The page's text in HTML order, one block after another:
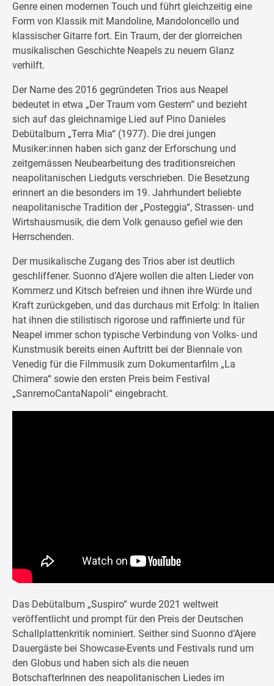
Genre einen modernen Touch und führt gleichzeitig eine
Form von Klassik mit Mandoline, Mandoloncello und
klassischer Gitarre fort. Ein Traum, der der glorreichen
musikalischen Geschichte Neapels zu neuem Glanz
verhilft.
Der Name des 2016 gegründeten Trios aus Neapel
bedeutet in etwa „Der Traum vom Gestern“ und bezieht
sich auf das gleichnamige Lied auf Pino Danieles
Debütalbum „Terra Mia“ (1977). Die drei jungen
Musiker:innen haben sich ganz der Erforschung und
zeitgemässen Neubearbeitung des traditionsreichen
neapolitanischen Liedguts verschrieben. Die Besetzung
erinnert an die besonders im 19. Jahrhundert beliebte
neapolitanische Tradition der „Posteggia“, Strassen- und
Wirtshausmusik, die dem Volk genauso gefiel wie den
Herrschenden.
Der musikalische Zugang des Trios aber ist deutlich
geschliffener. Suonno d’Ajere wollen die alten Lieder von
Kommerz und Kitsch befreien und ihnen ihre Würde und
Kraft zurückgeben, und das durchaus mit Erfolg: In Italien
hat ihnen die stilistisch rigorose und raffinierte und für
Neapel immer schon typische Verbindung von Volks- und
Kunstmusik bereits einen Auftritt bei der Biennale von
Venedig für die Filmmusik zum Dokumentarfilm „La
Chimera“ sowie den ersten Preis beim Festival
„SanremoCantaNapoli“ eingebracht.
Das Debütalbum „Suspiro“ wurde 2021 weltweit
veröffentlicht und prompt für den Preis der Deutschen
Schallplattenkritik nominiert. Seither sind Suonno d’Ajere
Dauergäste bei Showcase-Events und Festivals rund um
den Globus und haben sich als die neuen
BotschafterInnen des neapolitanischen Liedes im